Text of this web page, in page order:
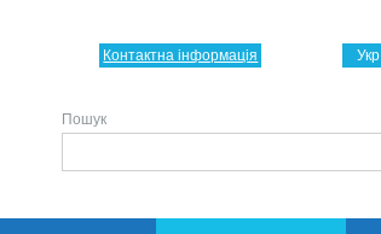
Укр
Контактна інформація
Пошук